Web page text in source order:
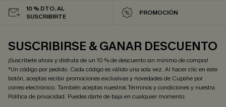
10 % DTO. AL
SUSCRIBIRTE
PROMOCIÓN
SUSCRIBIRSE & GANAR DESCUENTO
¡Suscríbete ahora y disfruta de un 10 % de descuento sin mínimo de compra!
*Un código por pedido. Cada código es válido una sola vez. Al hacer clic en este
botón, aceptas recibir promociones exclusivas y novedades de Cupshe por
correo electrónico. También aceptas nuestrosTérminos y condicionesy nuestra
Política de privacidad. Puedes darte de baja en cualquier momento.